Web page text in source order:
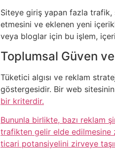
Siteye giriş yapan fazla trafik,
etmesini ve eklenen yeni
veya bloglar için bu işlem,
Toplumsal Güven
Tüketici algısı ve reklam
göstergesidir. Bir web
bir kriterdir.
Bununla birlikte, bazı reklam
trafikten gelir elde edilmesine
ticari potansiyelini zirveye